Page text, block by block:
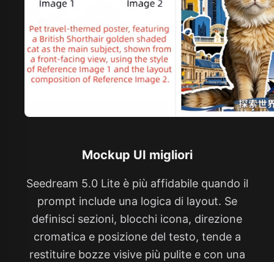
Mockup UI migliori
Seedream 5.0 Lite è più affidabile quando il
prompt include una logica di layout. Se
definisci sezioni, blocchi icona, direzione
cromatica e posizione del testo, tende a
restituire bozze visive più pulite e con una